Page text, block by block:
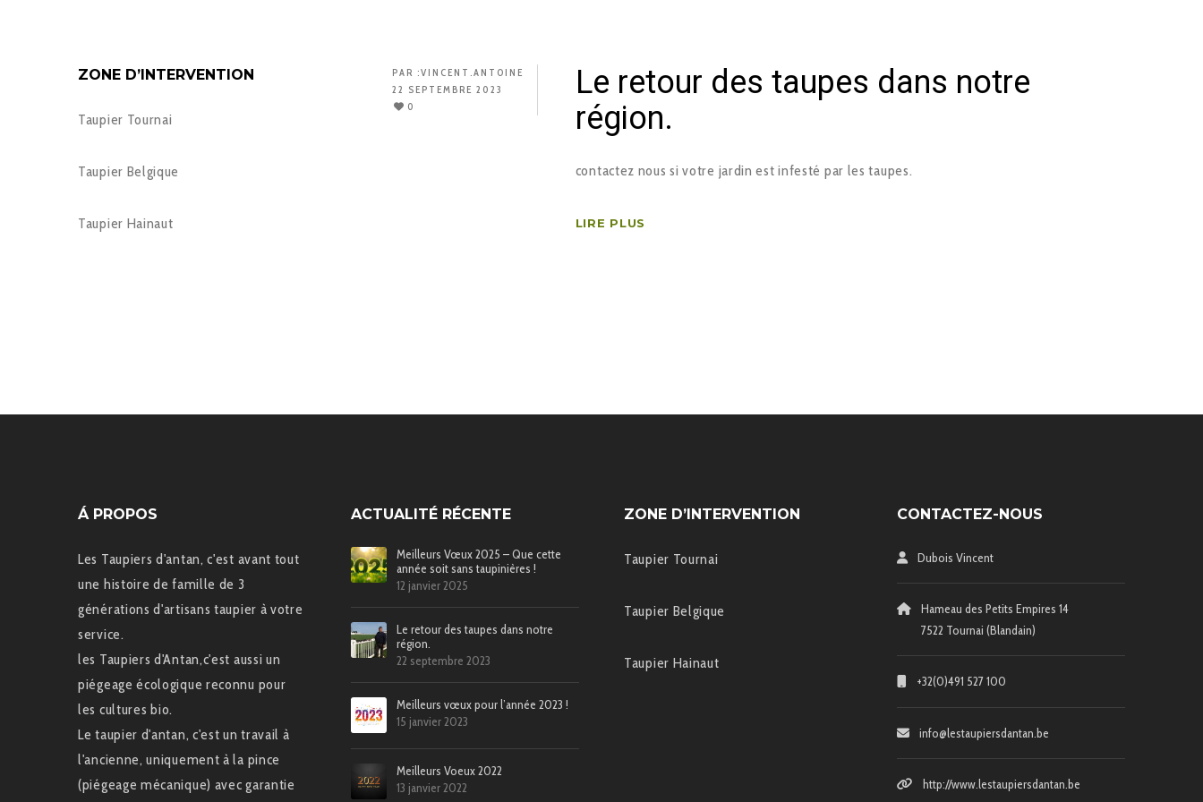
PAR :VINCENT.ANTOINE
22 SEPTEMBRE 2023
0
Le retour des taupes dans notre
région.
contactez nous si votre jardin est infesté par les taupes.
LIRE PLUS
ZONE D’INTERVENTION
Taupier Tournai
Taupier Belgique
Taupier Hainaut
Á PROPOS
Les Taupiers d'antan, c'est avant tout
une histoire de famille de 3
générations d'artisans taupier à votre
service.
les Taupiers d'Antan,c'est aussi un
piégeage écologique reconnu pour
les cultures bio.
Le taupier d'antan, c'est un travail à
l'ancienne, uniquement à la pince
(piégeage mécanique) avec garantie
ACTUALITÉ RÉCENTE
Meilleurs Vœux 2025 – Que cette
année soit sans taupinières !
12 janvier 2025
Le retour des taupes dans notre
région.
22 septembre 2023
Meilleurs vœux pour l’année 2023 !
15 janvier 2023
Meilleurs Voeux 2022
13 janvier 2022
ZONE D’INTERVENTION
Taupier Tournai
Taupier Belgique
Taupier Hainaut
CONTACTEZ-NOUS
Dubois Vincent
Hameau des Petits Empires 14
7522 Tournai (Blandain)
+32(0)491 527 100
info@lestaupiersdantan.be
http://www.lestaupiersdantan.be